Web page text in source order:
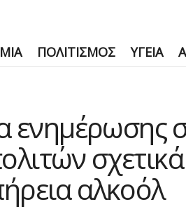
ΠΟΛΙΤΙΣΜΟΣ ΥΓΕΙΑ
ενημέρωσης
αλκοόλ